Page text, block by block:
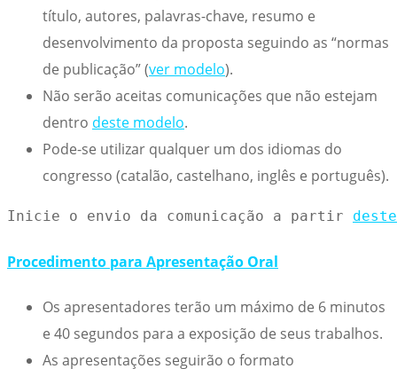
título, autores, palavras-chave, resumo e
desenvolvimento da proposta seguindo as “normas
de publicação” (ver modelo).
Não serão aceitas comunicações que não estejam
dentro deste modelo.
Pode-se utilizar qualquer um dos idiomas do
congresso (catalão, castelhano, inglês e português).
Inicie o envio da comunicação a partir
Procedimento para Apresentação Oral
Os apresentadores terão um máximo de 6 minutos
e 40 segundos para a exposição de seus trabalhos.
As apresentações seguirão o formato